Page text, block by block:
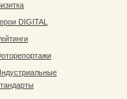
DIGITAL